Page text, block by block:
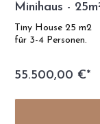
Minihaus -
Tiny House 25 m2
für 3-4 Personen.
55.500,00 €*